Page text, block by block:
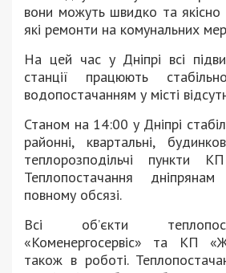
вони можуть швидко та якісно
які ремонти на комунальних
На цей час у Дніпрі всі
станції працюють
водопостачанням у місті
Станом на 14:00 у Дніпрі
районні, квартальні,
теплорозподільчі пункти
Теплопостачання
повному обсязі.
Всі об’єкти
«Коменергосервіс» та КП
також в роботі.